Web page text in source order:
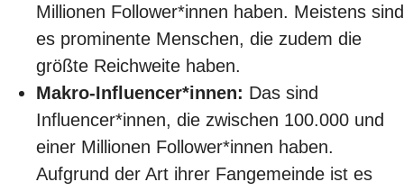
Millionen Follower*innen haben. Meistens sind
es prominente Menschen, die zudem die
größte Reichweite haben.
Makro-Influencer*innen: Das sind
Influencer*innen, die zwischen 100.000 und
einer Millionen Follower*innen haben.
Aufgrund der Art ihrer Fangemeinde ist es